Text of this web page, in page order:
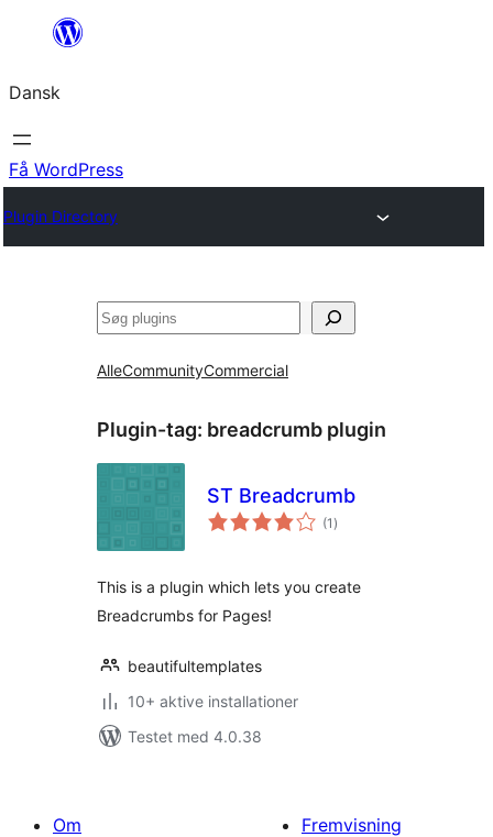
Spring
indhold
Dansk
Få WordPress
Plugin Directory
Søg
AlleCommunityCommercial
Plugin-tag: breadcrumb plugin
ST Breadcrumb
(1 totale
bedømmelser
)
This is a plugin which lets you create
Breadcrumbs for Pages!
beautifultemplates
10+ aktive installationer
Testet med 4.0.38
Om
Fremvisning